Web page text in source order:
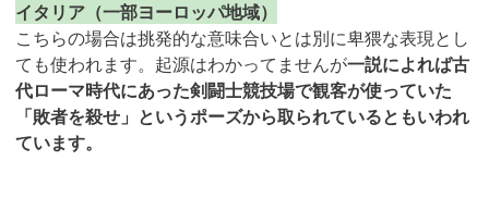
イタリア（一部ヨーロッパ地域）
こちらの場合は挑発的な意味合いとは別に卑猥な表現とし
ても使われます。起源はわかってませんが一説によれば古
代ローマ時代にあった剣闘士競技場で観客が使っていた
「敗者を殺せ」というポーズから取られているともいわれ
ています。